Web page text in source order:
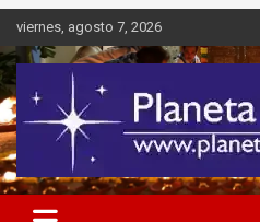
Saltar
contenido
viernes, agosto 7, 2026
Planeta
Difusión de espiritualidad,
talleres y seminarios